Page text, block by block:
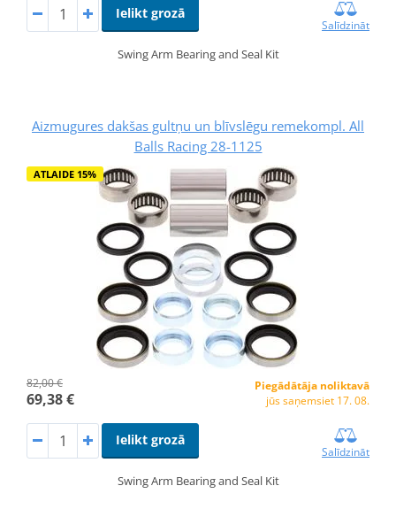
Ielikt grozā
Salīdzināt
Swing Arm Bearing and Seal Kit
Aizmugures dakšas gultņu un blīvslēgu remekompl. All
Balls Racing 28-1125
ATLAIDE 15%
82,00 €
69,38 €
Piegādātāja noliktavā
jūs saņemsiet 17. 08.
Ielikt grozā
Salīdzināt
Swing Arm Bearing and Seal Kit